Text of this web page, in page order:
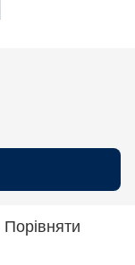
Порівняти